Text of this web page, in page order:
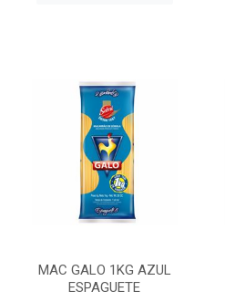
MAC GALO 1KG AZUL
ESPAGUETE